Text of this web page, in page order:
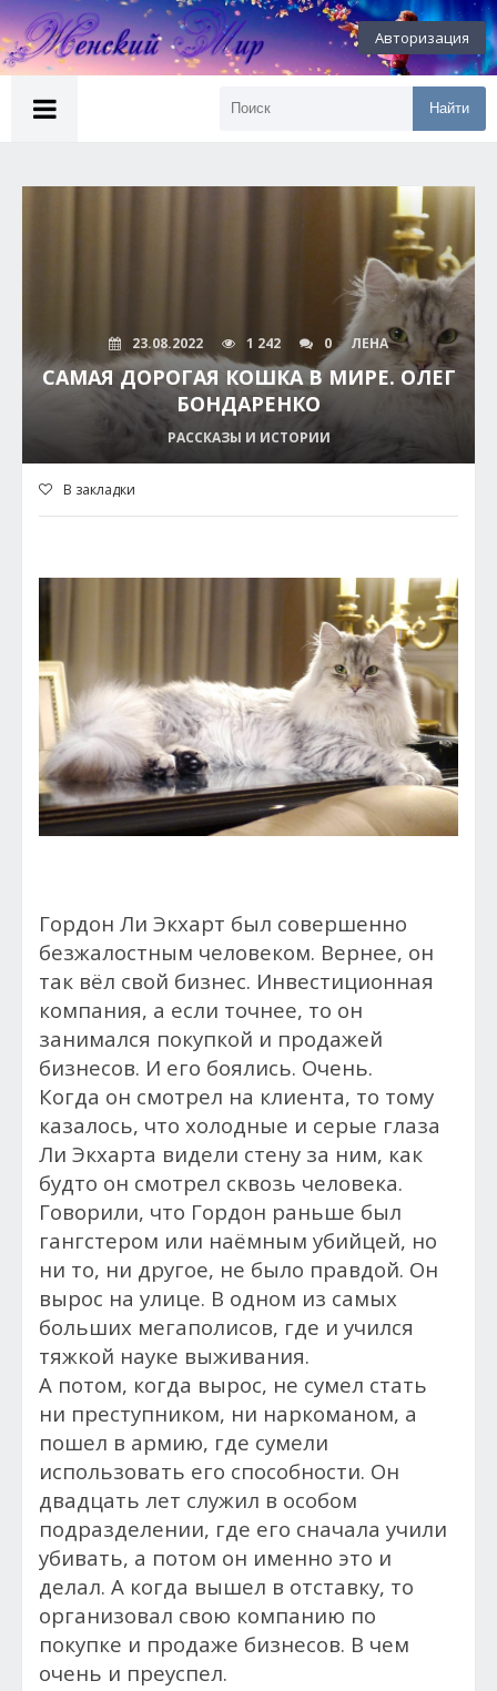
Авторизация
Найти
23.08.2022 1 242 0 ЛЕНА
САМАЯ ДОРОГАЯ КОШКА В МИРЕ. ОЛЕГ
БОНДАРЕНКО
РАССКАЗЫ И ИСТОРИИ
В закладки
Гордон Ли Экхарт был совершенно
безжалостным человеком. Вернее, он
так вёл свой бизнес. Инвестиционная
компания, а если точнее, то он
занимался покупкой и продажей
бизнесов. И его боялись. Очень.
Когда он смотрел на клиента, то тому
казалось, что холодные и серые глаза
Ли Экхарта видели стену за ним, как
будто он смотрел сквозь человека.
Говорили, что Гордон раньше был
гангстером или наёмным убийцей, но
ни то, ни другое, не было правдой. Он
вырос на улице. В одном из самых
больших мегаполисов, где и учился
тяжкой науке выживания.
А потом, когда вырос, не сумел стать
ни преступником, ни наркоманом, а
пошел в армию, где сумели
использовать его способности. Он
двадцать лет служил в особом
подразделении, где его сначала учили
убивать, а потом он именно это и
делал. А когда вышел в отставку, то
организовал свою компанию по
покупке и продаже бизнесов. В чем
очень и преуспел.